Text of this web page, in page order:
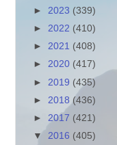
► 2023 (339)
► 2022 (410)
► 2021 (408)
► 2020 (417)
► 2019 (435)
► 2018 (436)
► 2017 (421)
▼ 2016 (405)